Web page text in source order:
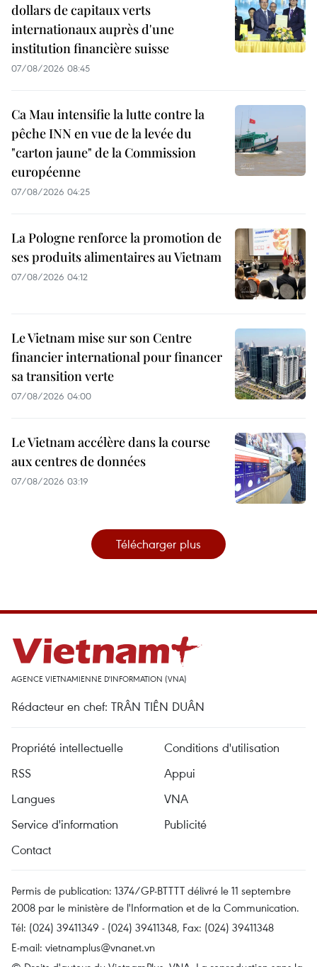
dollars de capitaux verts
internationaux auprès d'une
institution financière suisse
07/08/2026 08:45
Ca Mau intensifie la lutte contre la
pêche INN en vue de la levée du
"carton jaune" de la Commission
européenne
07/08/2026 04:25
La Pologne renforce la promotion de
ses produits alimentaires au Vietnam
07/08/2026 04:12
Le Vietnam mise sur son Centre
financier international pour financer
sa transition verte
07/08/2026 04:00
Le Vietnam accélère dans la course
aux centres de données
07/08/2026 03:19
Télécharger plus
AGENCE VIETNAMIENNE D'INFORMATION (VNA)
Rédacteur en chef: TRÂN TIÊN DUÂN
Propriété intellectuelle
Conditions d'utilisation
RSS
Appui
Langues
VNA
Service d'information
Publicité
Contact
Permis de publication: 1374/GP-BTTTT délivré le 11 septembre
2008 par le ministère de l'Information et de la Communication.
Tél: (024) 39411349 - (024) 39411348, Fax: (024) 39411348
E-mail: vietnamplus@vnanet.vn